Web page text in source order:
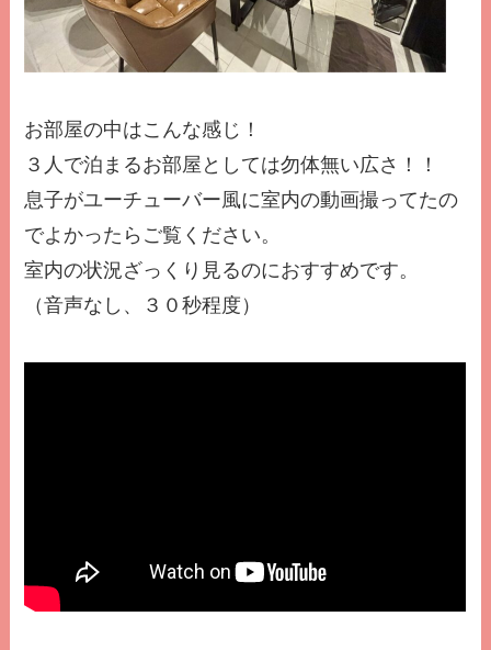
お部屋の中はこんな感じ！
３人で泊まるお部屋としては勿体無い広さ！！
息子がユーチューバー風に室内の動画撮ってたの
でよかったらご覧ください。
室内の状況ざっくり見るのにおすすめです。
（音声なし、３０秒程度）